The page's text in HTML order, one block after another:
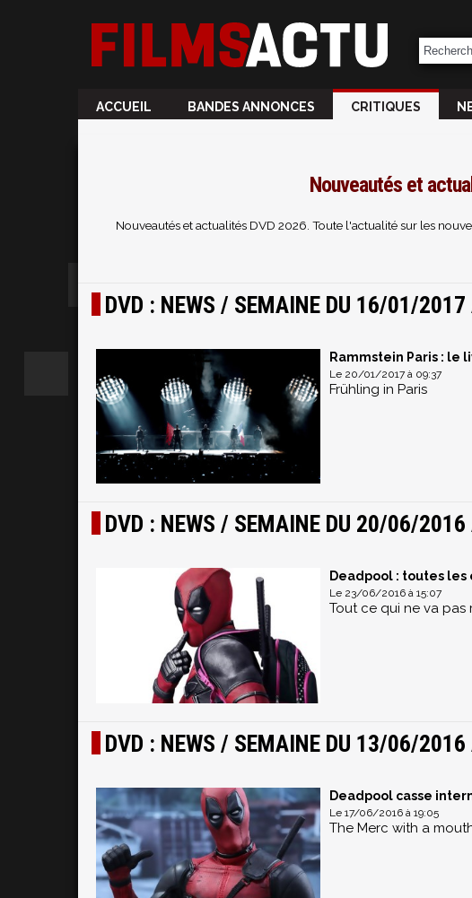
ACCUEIL BANDES ANNONCES CRITIQUES
Nouveautés et
Nouveautés et actualités DVD 2026. Toute l'actualité sur les
DVD : NEWS / SEMAINE DU 16/01/
Rammstein Paris : le
Le 20/01/2017 à 09:37
Frühling in Paris
DVD : NEWS / SEMAINE DU 20/06/
Deadpool : toutes
Le 23/06/2016 à 15:07
Tout ce qui ne va pas
DVD : NEWS / SEMAINE DU 13/06/
Deadpool casse
Le 17/06/2016 à 19:05
The Merc with a